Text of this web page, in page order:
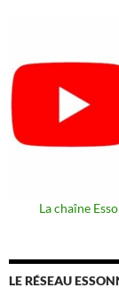
La chaîne
LE RÉSEAU